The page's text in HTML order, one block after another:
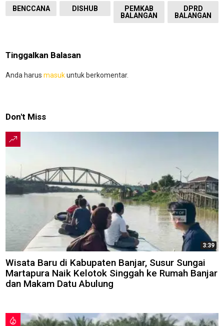
BENCCANA DISHUB
PEMKAB
BALANGAN
DPRD
BALANGAN
Tinggalkan Balasan
Anda harus masukuntuk berkomentar.
Don't Miss
3:39
Wisata Baru di Kabupaten Banjar, Susur Sungai
Martapura Naik Kelotok Singgah ke Rumah Banjar
dan Makam Datu Abulung